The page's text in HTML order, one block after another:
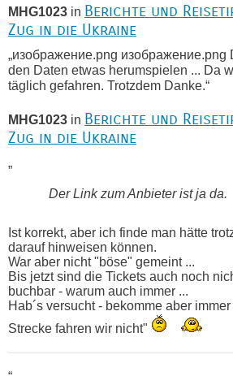
MHG1023 in Berichte und
Zug in die Ukraine
„изображение.png изображение.png
den Daten etwas herumspielen ... Da
täglich gefahren. Trotzdem Danke.“
MHG1023 in Berichte und
Zug in die Ukraine
„
Der Link zum Anbieter ist ja da.
Ist korrekt, aber ich finde man hätte
darauf hinweisen können.
War aber nicht "böse" gemeint ...
Bis jetzt sind die Tickets auch noch
buchbar - warum auch immer ...
Hab´s versucht - bekomme aber
Strecke fahren wir nicht"